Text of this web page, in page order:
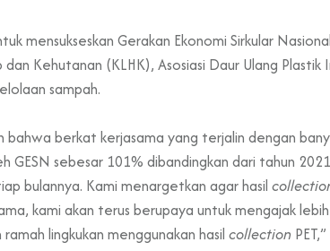
mensukseskan Gerakan Ekonomi Sirkular
Kehutanan (KLHK), Asosiasi Daur Ulang
sampah.
bahwa berkat kerjasama yang terjalin dengan
GESN sebesar 101% dibandingkan dari tahun
bulannya. Kami menargetkan agar hasil
kami akan terus berupaya untuk mengajak
lingkukan menggunakan hasil collection